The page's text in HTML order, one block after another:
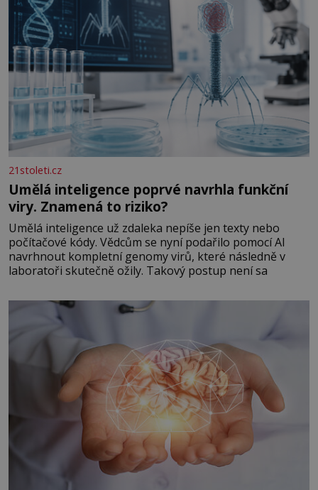
21stoleti.cz
Umělá inteligence poprvé navrhla funkční
viry. Znamená to riziko?
Umělá inteligence už zdaleka nepíše jen texty nebo
počítačové kódy. Vědcům se nyní podařilo pomocí AI
navrhnout kompletní genomy virů, které následně v
laboratoři skutečně ožily. Takový postup není sa